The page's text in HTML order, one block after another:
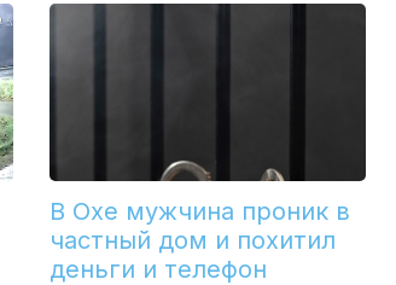
В Охе мужчина проник в
частный дом и похитил
деньги и телефон